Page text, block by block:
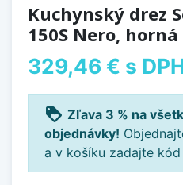
Kuchynský drez
150S Nero,
329,46 € s
loyalty Zľava 3 % na
objednávky!
a v košíku zadajte kód